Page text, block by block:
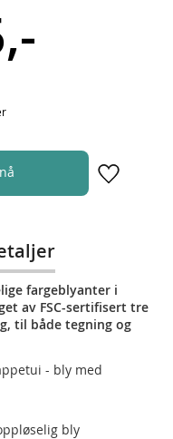
fargeblyanter i
av FSC-sertifisert tre
til både tegning og
- bly med
bly